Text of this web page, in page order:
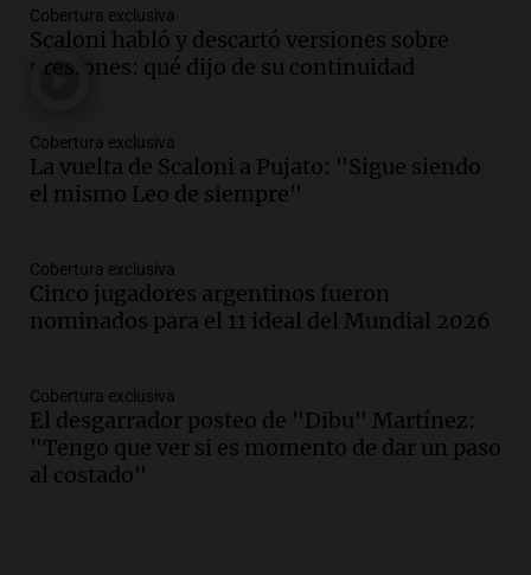
Cobertura exclusiva
Scaloni habló y descartó versiones sobre
presiones: qué dijo de su continuidad
Cobertura exclusiva
La vuelta de Scaloni a Pujato: "Sigue siendo
el mismo Leo de siempre"
Cobertura exclusiva
Cinco jugadores argentinos fueron
nominados para el 11 ideal del Mundial 2026
Cobertura exclusiva
El desgarrador posteo de "Dibu" Martínez:
"Tengo que ver si es momento de dar un paso
al costado"